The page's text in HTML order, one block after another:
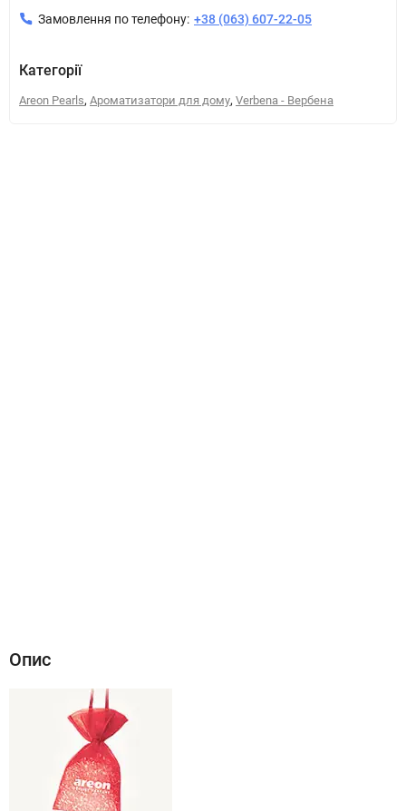
Замовлення по телефону: +38 (063) 607-22-05
Категорії
Areon Pearls, Ароматизатори для дому, Verbena - Вербена
Опис